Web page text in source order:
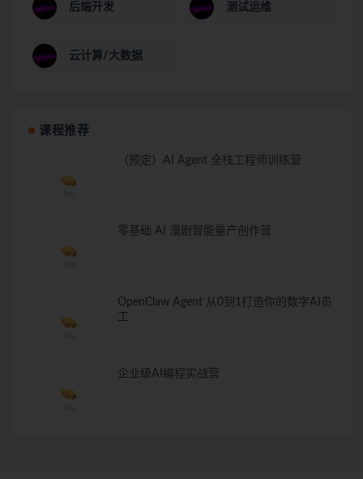
后端开发 测试运维
云计算/大数据
课程推荐
（预定）AI Agent 全栈工程师训练营
零基础 AI 漫剧智能量产创作营
OpenClaw Agent 从0到1打造你的数字AI员
企业级AI编程实战营